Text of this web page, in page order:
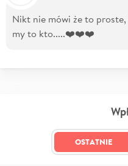
Nikt nie mówi że to proste,
my to kto.....❤️❤️❤️
OSTATNIE